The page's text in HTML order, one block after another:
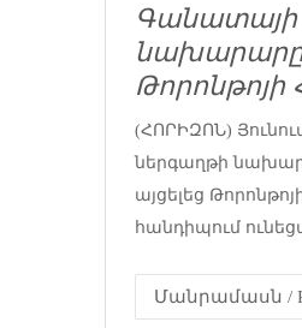
Գանատայի
նախարարը
Թորոնթոյի
(ՀՈՐԻԶՈՆ)
ներգաղթի
այցելեց
հանդիպում
Մանրամասն /